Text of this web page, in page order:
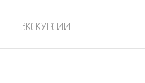
ЭКСКУРСИИ